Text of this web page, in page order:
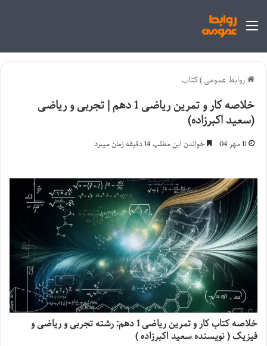
منو
روابط عمومی)کتاب
خلاصه کار و تمرین ریاضی 1 دهم | تجربی و ریاضی
(سعید اکبرزاده)
11 مهر 04 خواندن این مطلب 14 دقیقه زمان میبرد
خلاصه کتاب کار و تمرین ریاضی 1 دهم: رشته تجربی و ریاضی و
فیزیک ( نویسنده سعید اکبرزاده )